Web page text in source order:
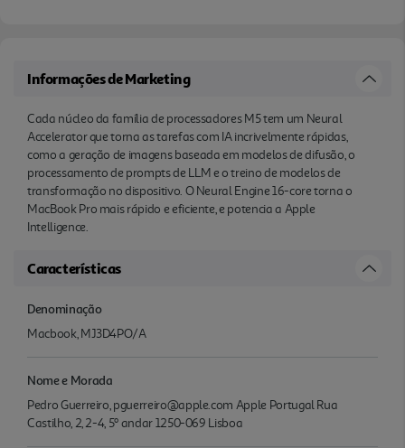
Informações de Marketing
Cada núcleo da família de proces­sadores M5 tem um Neural
Accelerator que torna as tarefas com IA incrivelmente rápidas,
como a geração de imagens baseada em modelos de difusão, o
proces­samento de prompts de LLM e o treino de modelos de
transfor­mação no dispositivo. O Neural Engine 16-core torna o
MacBook Pro mais rápido e eficiente, e potencia a Apple
Intelligence.
Características
Denominação
Macbook, MJ3D4PO/A
Nome e Morada
Pedro Guerreiro, pguerreiro@apple.com Apple Portugal Rua
Castilho, 2, 2-4, 5º andar 1250-069 Lisboa